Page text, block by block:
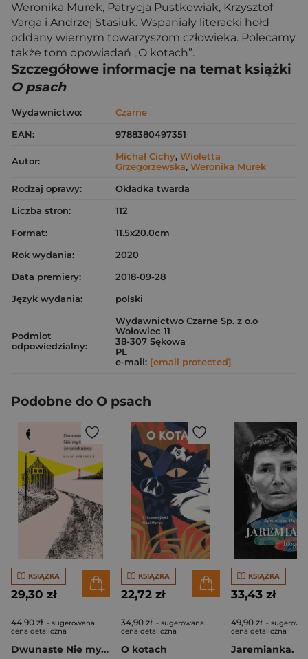
Weronika Murek, Patrycja Pustkowiak, Krzysztof
Varga i Andrzej Stasiuk. Wspaniały literacki hołd
oddany wiernym towarzyszom człowieka. Polecamy
także tom opowiadań „O kotach”.
Szczegółowe informacje na temat książki
O psach
Wydawnictwo:
Czarne
EAN:
9788380497351
Autor: Michał Cichy, Wioletta
Grzegorzewska, Weronika Murek
Rodzaj oprawy:
Okładka twarda
Liczba stron:
112
Format:
11.5x20.0cm
Rok wydania:
2020
Data premiery:
2018-09-28
Język wydania:
polski
Podmiot
odpowiedzialny:
Wydawnictwo Czarne Sp. z o.o
Wołowiec 11
38-307 Sękowa
PL
e-mail: [email protected]
Podobne do O psach
KSIĄŻKA
29,30 zł
44,90 zł - sugerowana
cena detaliczna
Dwunaste Nie myśl że uciekniesz
KSIĄŻKA
22,72 zł
34,90 zł - sugerowana
cena detaliczna
O kotach
KSIĄŻKA
33,43 zł
49,90 zł -
cena detaliczna